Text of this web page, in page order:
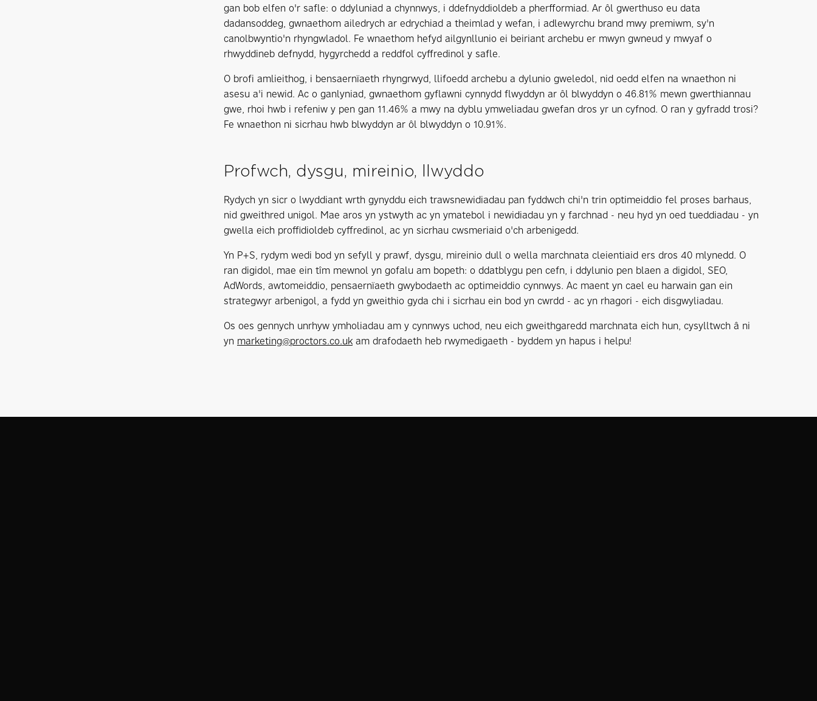
gan bob elfen o'r safle: o ddyluniad a chynnwys, i ddefnyddioldeb a pherfformiad. Ar ôl gwerthuso eu data
dadansoddeg, gwnaethom ailedrych ar edrychiad a theimlad y wefan, i adlewyrchu brand mwy premiwm, sy'n
canolbwyntio'n rhyngwladol. Fe wnaethom hefyd ailgynllunio ei beiriant archebu er mwyn gwneud y mwyaf o
rhwyddineb defnydd, hygyrchedd a reddfol cyffredinol y safle.
O brofi amlieithog, i bensaernïaeth rhyngrwyd, llifoedd archebu a dylunio gweledol, nid oedd elfen na wnaethon ni
asesu a'i newid. Ac o ganlyniad, gwnaethom gyflawni cynnydd flwyddyn ar ôl blwyddyn o 46.81% mewn gwerthiannau
gwe, rhoi hwb i refeniw y pen gan 11.46% a mwy na dyblu ymweliadau gwefan dros yr un cyfnod. O ran y gyfradd trosi?
Fe wnaethon ni sicrhau hwb blwyddyn ar ôl blwyddyn o 10.91%.
Profwch, dysgu, mireinio, llwyddo
Rydych yn sicr o lwyddiant wrth gynyddu eich trawsnewidiadau pan fyddwch chi'n trin optimeiddio fel proses barhaus,
nid gweithred unigol. Mae aros yn ystwyth ac yn ymatebol i newidiadau yn y farchnad - neu hyd yn oed tueddiadau - yn
gwella eich proffidioldeb cyffredinol, ac yn sicrhau cwsmeriaid o'ch arbenigedd.
Yn P+S, rydym wedi bod yn sefyll y prawf, dysgu, mireinio dull o wella marchnata cleientiaid ers dros 40 mlynedd. O
ran digidol, mae ein tîm mewnol yn gofalu am bopeth: o ddatblygu pen cefn, i ddylunio pen blaen a digidol, SEO,
AdWords, awtomeiddio, pensaernïaeth gwybodaeth ac optimeiddio cynnwys. Ac maent yn cael eu harwain gan ein
strategwyr arbenigol, a fydd yn gweithio gyda chi i sicrhau ein bod yn cwrdd - ac yn rhagori - eich disgwyliadau.
Os oes gennych unrhyw ymholiadau am y cynnwys uchod, neu eich gweithgaredd marchnata eich hun, cysylltwch â ni
yn marketing@proctors.co.uk am drafodaeth heb rwymedigaeth - byddem yn hapus i helpu!